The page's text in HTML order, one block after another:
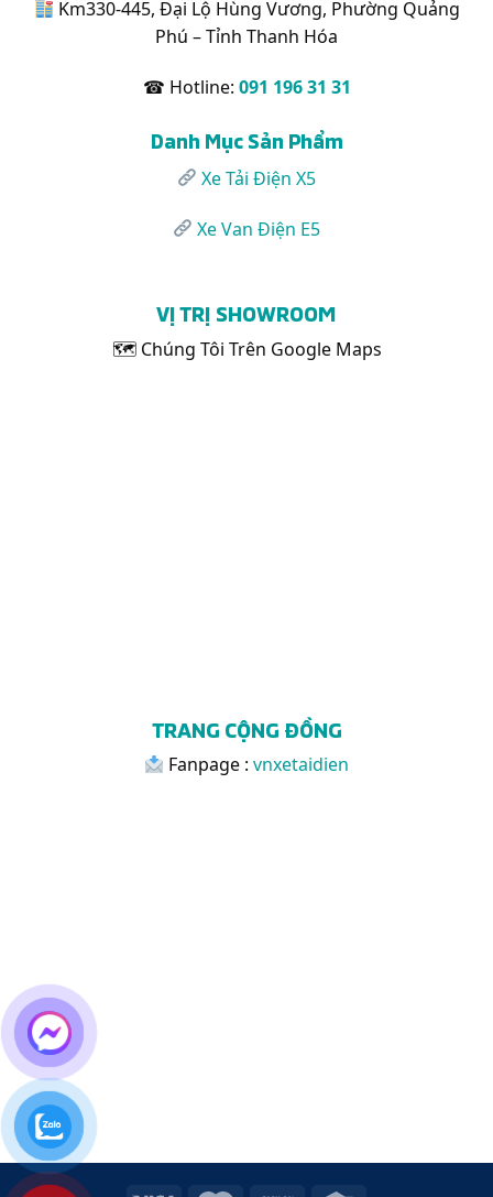
Bàn
Giao
Km330-445, Đại Lộ Hùng Vương, Phường Quảng
Phú – Tỉnh Thanh Hóa
☎ Hotline: 091 196 31 31
Danh Mục Sản Phẩm
Xe Tải Điện X5
Xe Van Điện E5
VỊ TRỊ SHOWROOM
🗺 Chúng Tôi Trên Google Maps
TRANG CỘNG ĐỒNG
Fanpage :vnxetaidien